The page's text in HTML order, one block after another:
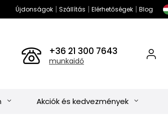
Újdonságok| Szállítás | Elérhetőségek| Blog
+36 21 300 7643
munkaidő
Akciók és kedvezmények